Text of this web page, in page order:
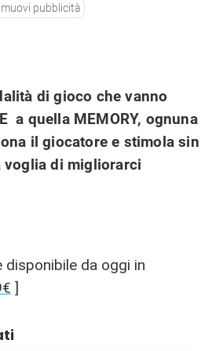
pubblicità
di gioco che vanno
a quella MEMORY, ognuna
il giocatore e stimola sin
di migliorarci
disponibile da oggi in
]